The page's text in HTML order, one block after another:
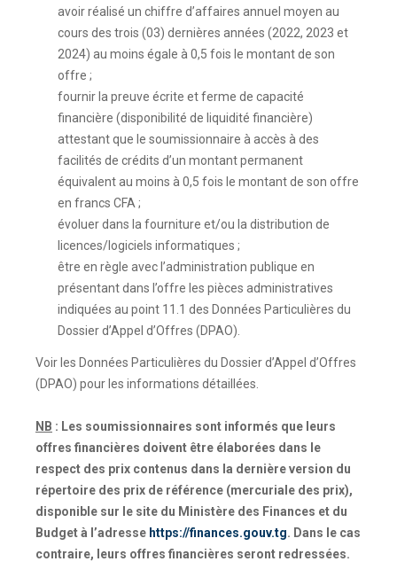
avoir réalisé un chiffre d’affaires annuel moyen au
cours des trois (03) dernières années (2022, 2023 et
2024) au moins égale à 0,5 fois le montant de son
offre ;
fournir la preuve écrite et ferme de capacité
financière (disponibilité de liquidité financière)
attestant que le soumissionnaire à accès à des
facilités de crédits d’un montant permanent
équivalent au moins à 0,5 fois le montant de son offre
en francs CFA ;
évoluer dans la fourniture et/ou la distribution de
licences/logiciels informatiques ;
être en règle avec l’administration publique en
présentant dans l’offre les pièces administratives
indiquées au point 11.1 des Données Particulières du
Dossier d’Appel d’Offres (DPAO).
Voir les Données Particulières du Dossier d’Appel d’Offres
(DPAO) pour les informations détaillées.
NB : Les soumissionnaires sont informés que leurs
offres financières doivent être élaborées dans le
respect des prix contenus dans la dernière version du
répertoire des prix de référence (mercuriale des prix),
disponible sur le site du Ministère des Finances et du
Budget à l’adresse https://finances.gouv.tg. Dans le cas
contraire, leurs offres financières seront redressées.